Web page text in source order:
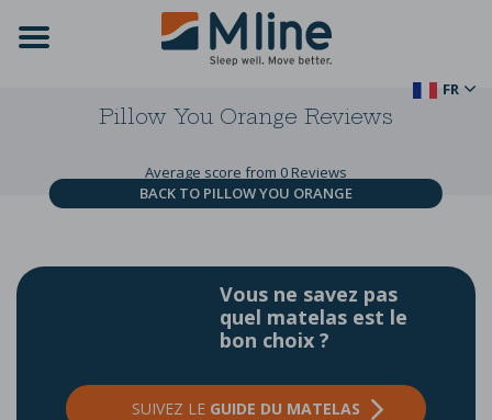
FR
Pillow You Orange Reviews
Average score from 0 Reviews
BACK TO PILLOW YOU ORANGE
Vous ne savez pas
quel matelas est le
bon choix ?
SUIVEZ LE GUIDE DU MATELAS